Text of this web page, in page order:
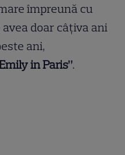
împreună cu
avea doar câțiva ani
ani,
in Paris”.